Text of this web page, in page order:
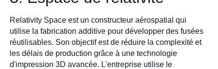
Relativity Space est un constructeur aérospatial qui
utilise la fabrication additive pour développer des fusées
réutilisables. Son objectif est de réduire la complexité et
les délais de production grâce à une technologie
d'impression 3D avancée. L'entreprise utilise le